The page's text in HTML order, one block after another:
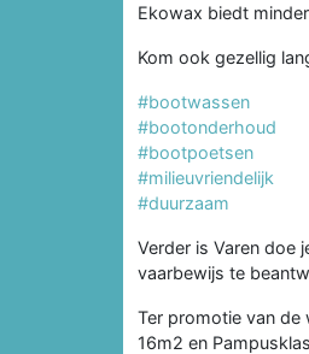
Ekowax biedt
Kom ook gezellig
#bootwassen
#bootonderhoud
#bootpoetsen
#milieuvriendelijk
#duurzaam
Verder is Varen doe
vaarbewijs te
Ter promotie van de
16m2 en